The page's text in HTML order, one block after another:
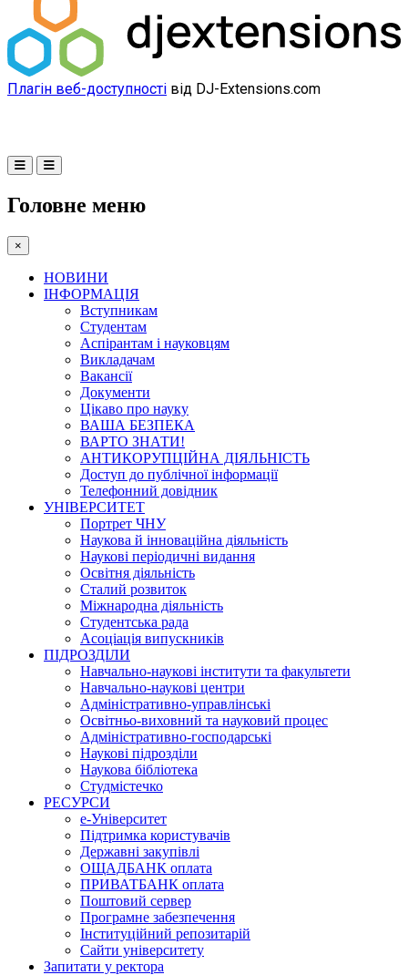
Плагін веб-доступності від DJ-Extensions.com
Головне меню
×
НОВИНИ
ІНФОРМАЦІЯ
Вступникам
Студентам
Аспірантам і науковцям
Викладачам
Вакансії
Документи
Цікаво про науку
ВАША БЕЗПЕКА
ВАРТО ЗНАТИ!
АНТИКОРУПЦІЙНА ДІЯЛЬНІСТЬ
Доступ до публічної інформації
Телефонний довідник
УНІВЕРСИТЕТ
Портрет ЧНУ
Наукова й інноваційна діяльність
Наукові періодичні видання
Освітня діяльність
Сталий розвиток
Міжнародна діяльність
Студентська рада
Асоціація випускників
ПІДРОЗДІЛИ
Навчально-наукові інститути та факультети
Навчально-наукові центри
Адміністративно-управлінські
Освітньо-виховний та науковий процес
Адміністративно-господарські
Наукові підрозділи
Наукова бібліотека
Студмістечко
РЕСУРСИ
е-Університет
Підтримка користувачів
Державні закупівлі
ОЩАДБАНК оплата
ПРИВАТБАНК оплата
Поштовий сервер
Програмне забезпечення
Інституційний репозитарій
Сайти університету
Запитати у ректора